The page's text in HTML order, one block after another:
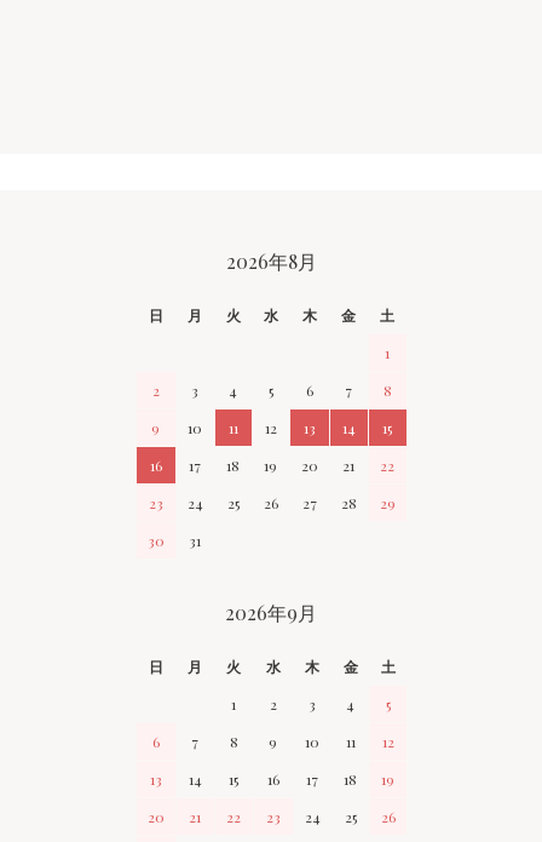
2026年8月
日 月 火 水 木 金
土
1
2
3 4 5 6 7
8
9
10 11 12 13 14
15
16
17 18 19 20 21
22
23
24 25 26 27 28
29
30
31
2026年9月
日 月 火 水 木 金
土
1
2 3 4
5
6
7 8 9 10 11
12
13
14 15 16 17 18
19
20
21 22 23 24 25
26